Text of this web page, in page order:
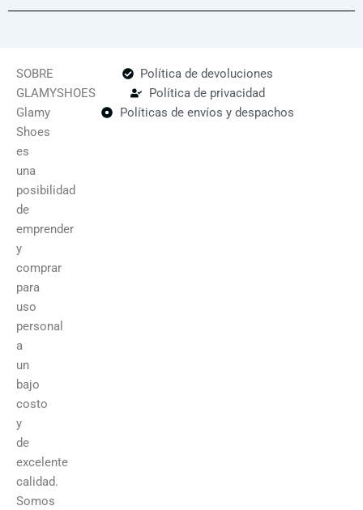
SOBRE
GLAMYSHOES
Glamy
Shoes
es
una
posibilidad
de
emprender
y
comprar
para
uso
personal
a
un
bajo
costo
y
de
excelente
calidad.
Somos
Política de devoluciones
Política de privacidad
Políticas de envíos y despachos